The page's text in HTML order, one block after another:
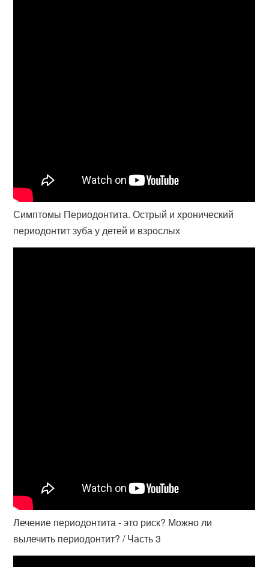
Симптомы Периодонтита. Острый и хронический
периодонтит зуба у детей и взрослых
Лечение периодонтита - это риск? Можно ли
вылечить периодонтит? / Часть 3